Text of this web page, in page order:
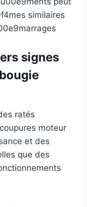
similaires
signes
ratés
moteur
et des
que des